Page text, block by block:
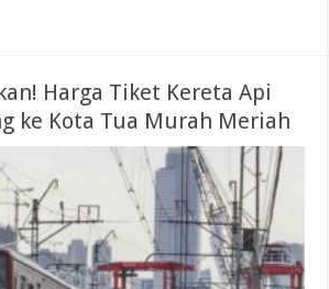
Harga Tiket Kereta Api
ke Kota Tua Murah Meriah